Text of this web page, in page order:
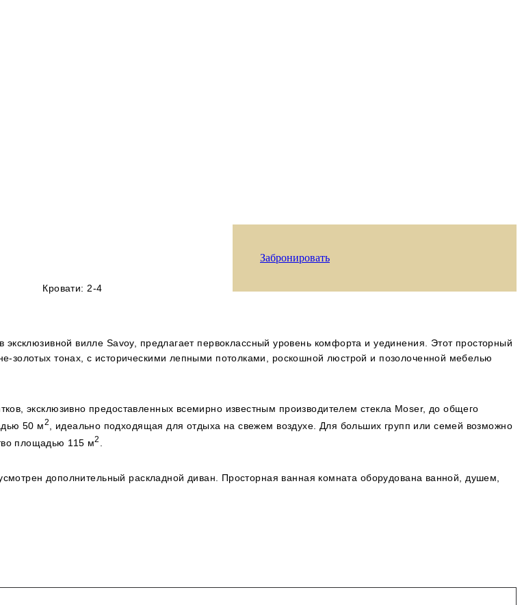
Забронировать
Кровати: 2-4
эксклюзивной вилле Savoy, предлагает первоклассный уровень комфорта и уединения. Этот просторный
золотых тонах, с историческими лепными потолками, роскошной люстрой и позолоченной мебелью
эксклюзивно предоставленных всемирно известным производителем стекла Moser, до общего
50 м2
, идеально подходящая для отдыха на свежем воздухе. Для больших групп или семей возможно
площадью 115 м2
дополнительный раскладной диван. Просторная ванная комната оборудована ванной, душем,